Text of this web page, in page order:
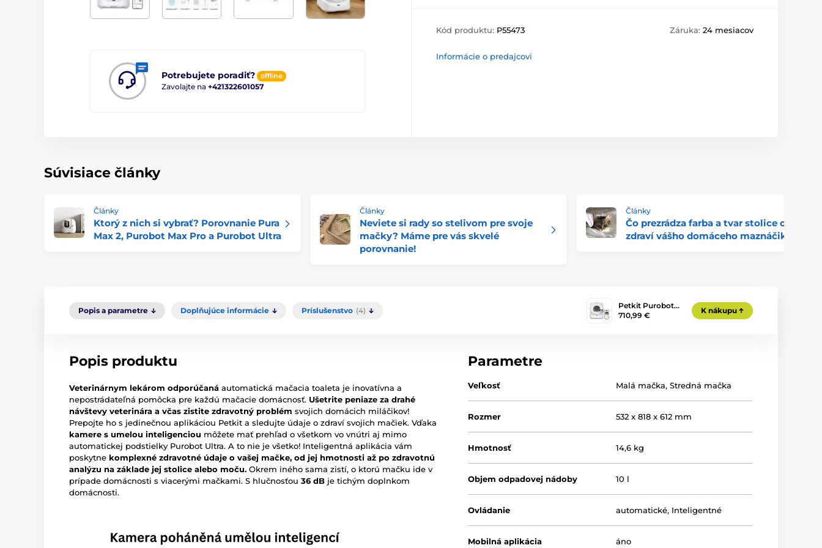
Potrebujete poradiť? offline
Zavolajte na +421322601057
Kód produktu: P55473 Záruka: 24 mesiacov
Informácie o predajcovi
Súvisiace články
Články
Ktorý z nich si vybrať? Porovnanie Pura
Max 2, Purobot Max Pro a Purobot Ultra
Články
Neviete si rady so stelivom pre svoje
mačky? Máme pre vás skvelé
porovnanie!
Články
Čo prezrádza farba a tvar stolice o
zdraví vášho domáceho maznáčika
Popis a parametre Doplňujúce informácie Príslušenstvo (4)
Petkit Purobot…
710,99 €
K nákupu
Popis produktu
Veterinárnym lekárom odporúčaná automatická mačacia toaleta je inovatívna a
nepostrádateľná pomôcka pre každú mačacie domácnosť. Ušetrite peniaze za drahé
návštevy veterinára a včas zistite zdravotný problém svojich domácich miláčikov!
Prepojte ho s jedinečnou aplikáciou Petkit a sledujte údaje o zdraví svojich mačiek. Vďaka
kamere s umelou inteligenciou môžete mať prehľad o všetkom vo vnútri aj mimo
automatickej podstielky Purobot Ultra. A to nie je všetko! Inteligentná aplikácia vám
poskytne komplexné zdravotné údaje o vašej mačke, od jej hmotnosti až po zdravotnú
analýzu na základe jej stolice alebo moču. Okrem iného sama zistí, o ktorú mačku ide v
prípade domácnosti s viacerými mačkami. S hlučnosťou 36 dB je tichým doplnkom
domácnosti.
Parametre
Veľkosť Malá mačka,Stredná mačka
Rozmer 532 x 818 x 612 mm
Hmotnosť 14,6 kg
Objem odpadovej nádoby 10 l
Ovládanie automatické, Inteligentné
Mobilná aplikácia áno